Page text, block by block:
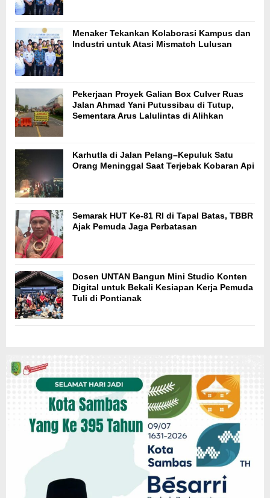
Menaker Tekankan Kolaborasi Kampus dan
Industri untuk Atasi Mismatch Lulusan
Pekerjaan Proyek Galian Box Culver Ruas
Jalan Ahmad Yani Putussibau di Tutup,
Sementara Arus Lalulintas di Alihkan
Karhutla di Jalan Pelang–Kepuluk Satu
Orang Meninggal Saat Terjebak Kobaran Api
Semarak HUT Ke-81 RI di Tapal Batas, TBBR
Ajak Pemuda Jaga Perbatasan
Dosen UNTAN Bangun Mini Studio Konten
Digital untuk Bekali Kesiapan Kerja Pemuda
Tuli di Pontianak